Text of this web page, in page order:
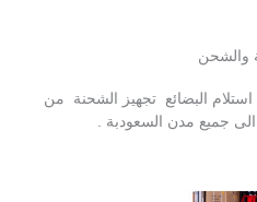
والشحن
البضائع تجهيز الشحنة من
جميع مدن السعودبة .